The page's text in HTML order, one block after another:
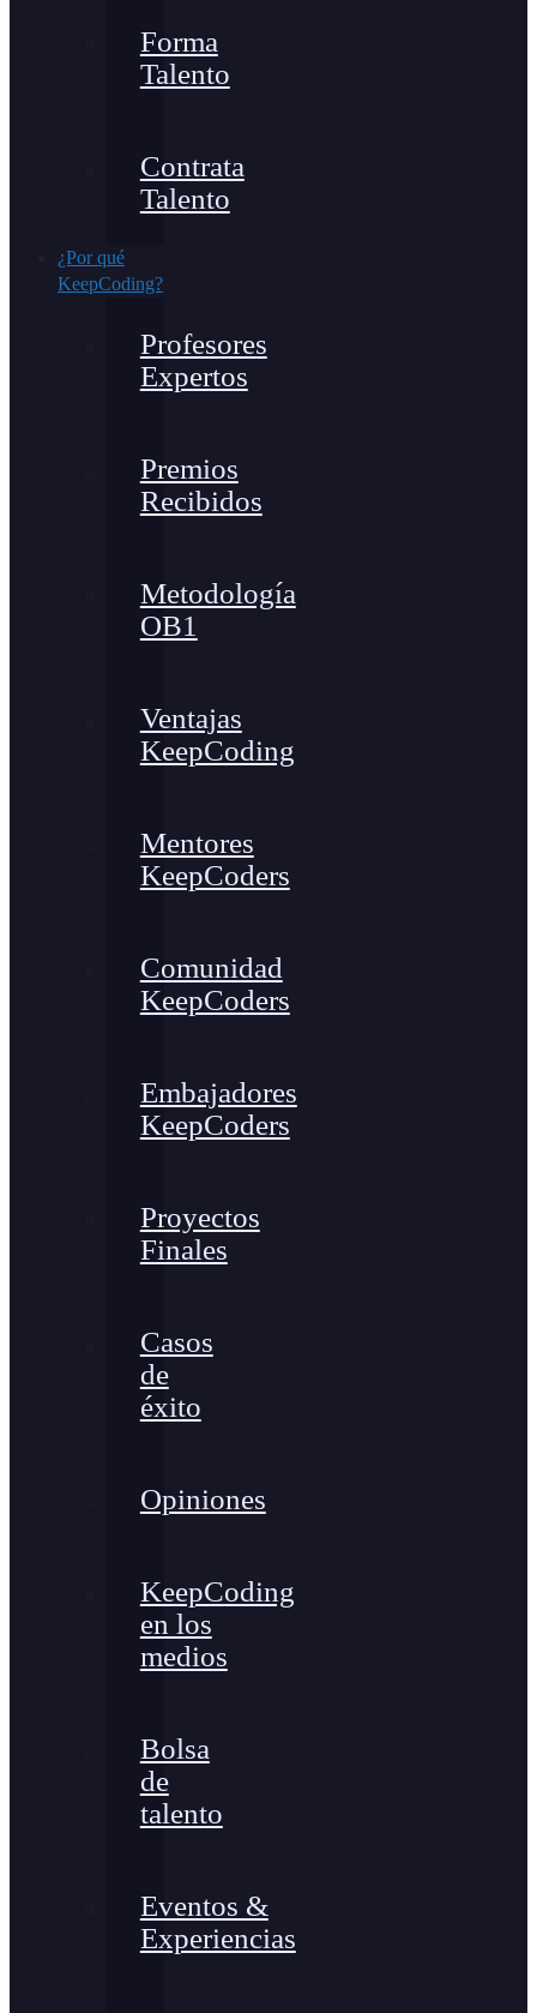
Forma
Talento
Contrata
Talento
¿Por qué
KeepCoding?
Profesores
Expertos
Premios
Recibidos
Metodología
OB1
Ventajas
KeepCoding
Mentores
KeepCoders
Comunidad
KeepCoders
Embajadores
KeepCoders
Proyectos
Finales
Casos
de
éxito
Opiniones
KeepCoding
en los
medios
Bolsa
de
talento
Eventos &
Experiencias